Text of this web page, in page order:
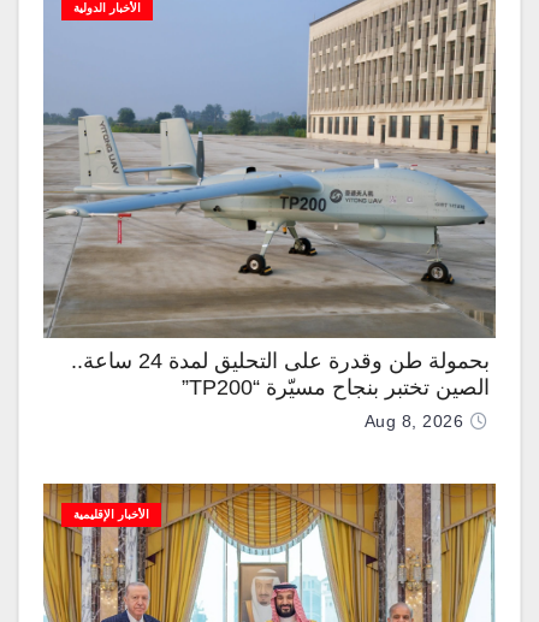
الأخبار الدولية
بحمولة طن وقدرة على التحليق لمدة 24 ساعة..
الصين تختبر بنجاح مسيّرة “TP200”
Aug 8, 2026
الأخبار الإقليمية